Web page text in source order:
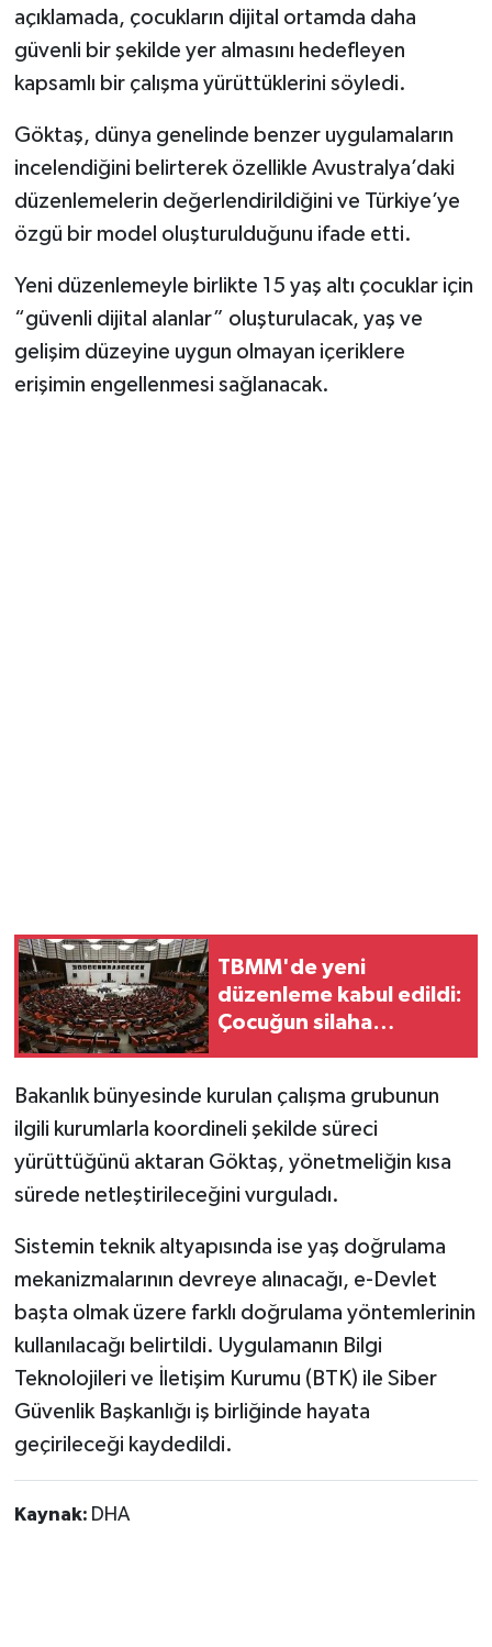
açıklamada, çocukların dijital ortamda daha
güvenli bir şekilde yer almasını hedefleyen
kapsamlı bir çalışma yürüttüklerini söyledi.
Göktaş, dünya genelinde benzer uygulamaların
incelendiğini belirterek özellikle Avustralya’daki
düzenlemelerin değerlendirildiğini ve Türkiye’ye
özgü bir model oluşturulduğunu ifade etti.
Yeni düzenlemeyle birlikte 15 yaş altı çocuklar için
“güvenli dijital alanlar” oluşturulacak, yaş ve
gelişim düzeyine uygun olmayan içeriklere
erişimin engellenmesi sağlanacak.
TBMM'de yeni
düzenleme kabul edildi:
Çocuğun silaha
Bakanlık bünyesinde kurulan çalışma grubunun
ilgili kurumlarla koordineli şekilde süreci
yürüttüğünü aktaran Göktaş, yönetmeliğin kısa
sürede netleştirileceğini vurguladı.
Sistemin teknik altyapısında ise yaş doğrulama
mekanizmalarının devreye alınacağı, e-Devlet
başta olmak üzere farklı doğrulama yöntemlerinin
kullanılacağı belirtildi. Uygulamanın Bilgi
Teknolojileri ve İletişim Kurumu (BTK) ile Siber
Güvenlik Başkanlığı iş birliğinde hayata
geçirileceği kaydedildi.
Kaynak: DHA